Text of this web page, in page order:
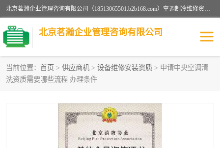
北京茗瀚企业管理咨询有限公司（18513065501.b2b168.com）空调制冷维修资质,油烟管道清洗资质,清洗行业资质公司秉承“顾客至上，锐意进缺的经营理念，我们提供高质量的产品，坚持“客户”的原则为广大客户提供贴心服务。如果你对公司的产品感兴趣，可以联系高经理，我们会用好的产品和服务让您满意。
北京茗瀚企业管理咨询有限公司
当前位置： 首页 > 供应商机 > 设备维修安装资质 > 申请中央空调清
洗资质需要哪些流程 办理条件
烟道清洗资质
认证服务
防爆电气维修安装资质 空调制冷维修安装资质